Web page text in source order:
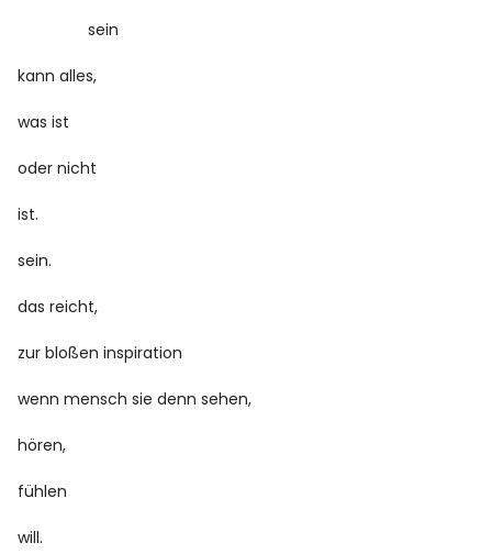
sein
kann alles,
was ist
oder nicht
ist.
sein.
das reicht,
zur bloßen inspiration
wenn mensch sie denn sehen,
hören,
fühlen
will.